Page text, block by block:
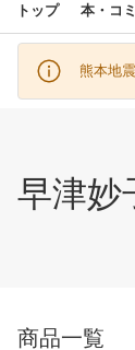
トップ 本・コ
熊本地
早津妙
商品一覧